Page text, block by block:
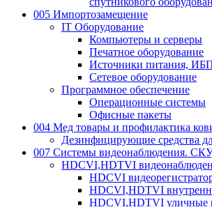
005 Импортозамещение
IT Оборудование
Компьютеры и серверы
Печатное оборудование
Источники питания,
Сетевое оборудование
Программное обеспечение
Операционные системы
Офисные пакеты
004 Мед товары и профилактика
Дезинфицирующие средства
007 Системы видеонаблюдения.
HDCVI,HDTVI
HDCVI
HDCVI,HDTVI
HDCVI,HDTVI уличные